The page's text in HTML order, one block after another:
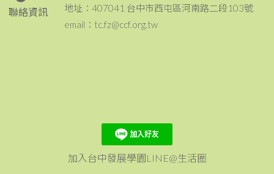
聯絡資訊
地址：407041 台中市西屯區河南路二段103號
email：tc.fz@ccf.org.tw
加入台中發展學園LINE@生活圈